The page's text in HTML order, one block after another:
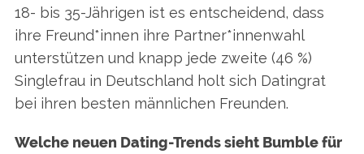
18- bis 35-Jährigen ist es entscheidend, dass
ihre Freund*innen ihre Partner*innenwahl
unterstützen und knapp jede zweite (46 %)
Singlefrau in Deutschland holt sich Datingrat
bei ihren besten männlichen Freunden.
Welche neuen Dating-Trends sieht Bumble für